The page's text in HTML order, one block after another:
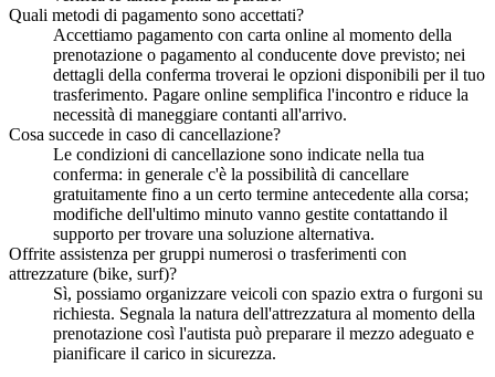
Quali metodi di pagamento sono accettati?
Accettiamo pagamento con carta online al momento della
prenotazione o pagamento al conducente dove previsto; nei
dettagli della conferma troverai le opzioni disponibili per il tuo
trasferimento. Pagare online semplifica l'incontro e riduce la
necessità di maneggiare contanti all'arrivo.
Cosa succede in caso di cancellazione?
Le condizioni di cancellazione sono indicate nella tua
conferma: in generale c'è la possibilità di cancellare
gratuitamente fino a un certo termine antecedente alla corsa;
modifiche dell'ultimo minuto vanno gestite contattando il
supporto per trovare una soluzione alternativa.
Offrite assistenza per gruppi numerosi o trasferimenti con
attrezzature (bike, surf)?
Sì, possiamo organizzare veicoli con spazio extra o furgoni su
richiesta. Segnala la natura dell'attrezzatura al momento della
prenotazione così l'autista può preparare il mezzo adeguato e
pianificare il carico in sicurezza.